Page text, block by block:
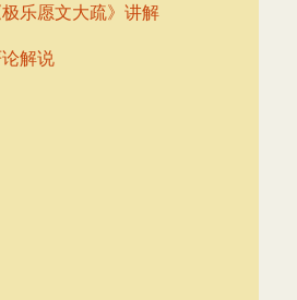
极乐愿文大疏》讲解
解说